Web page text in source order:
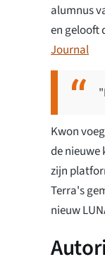
alumnus
en gelooft
Journal
Kwon
de nieuwe
zijn
Terra's
nieuw